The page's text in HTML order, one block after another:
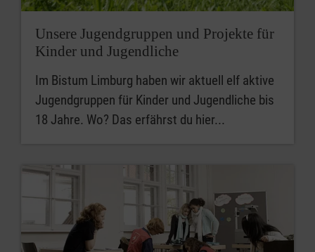
Unsere Jugendgruppen und Projekte für
Kinder und Jugendliche
Im Bistum Limburg haben wir aktuell elf aktive
Jugendgruppen für Kinder und Jugendliche bis
18 Jahre. Wo? Das erfährst du hier...